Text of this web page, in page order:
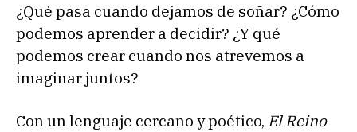
¿Qué pasa cuando dejamos de soñar? ¿Cómo
podemos aprender a decidir? ¿Y qué
podemos crear cuando nos atrevemos a
imaginar juntos?
Con un lenguaje cercano y poético, El Reino